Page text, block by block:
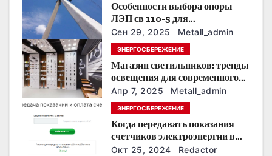
з
а
п
и
с
Особенности выбора опоры
ЛЭП св 110-5 для
строительства электросетей
Сен 29, 2025 Metall_admin
ЭНЕРГОСБЕРЕЖЕНИЕ
Магазин светильников: тренды
освещения для современного
интерьера
Апр 7, 2025 Metall_admin
ЭНЕРГОСБЕРЕЖЕНИЕ
Когда передавать показания
счетчиков электроэнергии в
Дзержинске?
Окт 25, 2024 Redactor